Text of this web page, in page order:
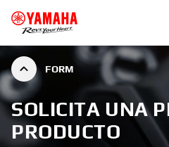
FORM
SOLICITA UNA
PRODUCTO